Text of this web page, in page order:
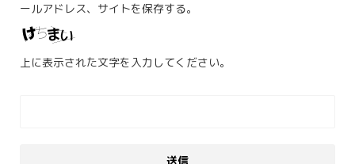
ールアドレス、サイトを保存する。
上に表示された文字を入力してください。